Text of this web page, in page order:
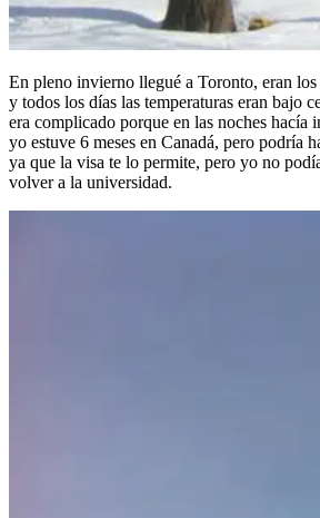
En pleno invierno llegué a Toronto, eran
y todos los días las temperaturas eran bajo
era complicado porque en las noches hacía
yo estuve 6 meses en Canadá, pero podría
ya que la visa te lo permite, pero yo no
volver a la universidad.